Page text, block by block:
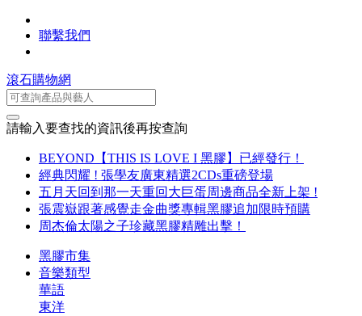
聯繫我們
滾石購物網
請輸入要查找的資訊後再按查詢
BEYOND【THIS IS LOVE I 黑膠】已經發行！
經典閃耀 ! 張學友廣東精選2CDs重磅登場
五月天回到那一天重回大巨蛋周邊商品全新上架 !
張震嶽跟著感覺走金曲獎專輯黑膠追加限時預購
周杰倫太陽之子珍藏黑膠精雕出擊！
黑膠市集
音樂類型
華語
東洋